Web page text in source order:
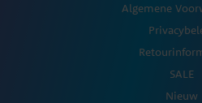
Algemene
SALE
Nieuw